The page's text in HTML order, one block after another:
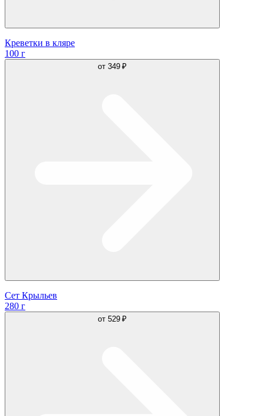
Креветки в кляре
100 г
от 349 ₽
Сет Крыльев
280 г
от 529 ₽